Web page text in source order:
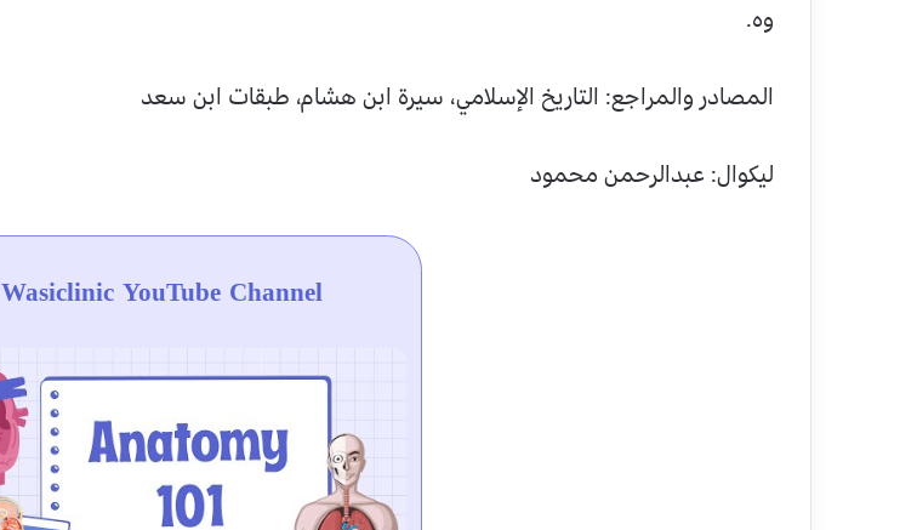
وه.
المصادر والمراجع: التاريخ الإسلامي، سيرة ابن هشام، طبقات ابن سعد
لیکوال: عبدالرحمن محمود
Wasiclinic YouTube Channel